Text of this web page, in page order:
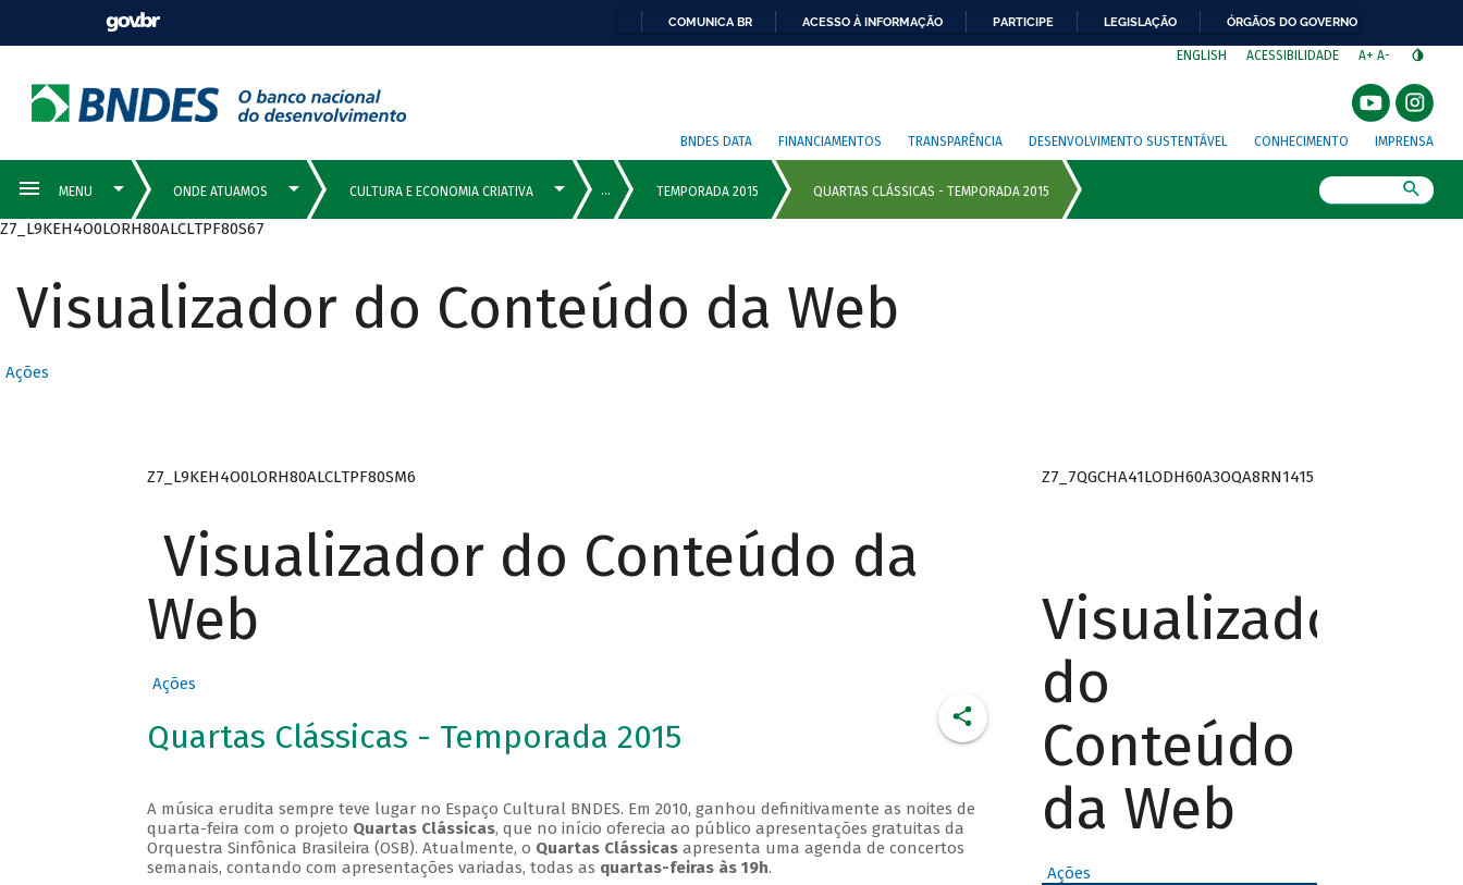
COMUNICA BR ACESSO À INFORMAÇÃO PARTICIPE LEGISLAÇÃO ÓRGÃOS DO GOVERNO
ENGLISH ACESSIBILIDADE A+ A-
BNDES DATA FINANCIAMENTOS TRANSPARÊNCIA DESENVOLVIMENTO SUSTENTÁVEL CONHECIMENTO IMPRENSA
Z7_L9KEH4O0LORH80ALCLTPF80S67
Visualizador do Conteúdo da Web
Ações
Z7_L9KEH4O0LORH80ALCLTPF80SM6
Visualizador do Conteúdo da
Web
Ações
Quartas Clássicas - Temporada 2015
A música erudita sempre teve lugar no Espaço Cultural BNDES. Em 2010, ganhou definitivamente as noites de
quarta-feira com o projeto Quartas Clássicas, que no início oferecia ao público apresentações gratuitas da
Orquestra Sinfônica Brasileira (OSB). Atualmente, o Quartas Clássicasapresenta uma agenda de concertos
semanais, contando com apresentações variadas, todas as quartas-feiras às 19h.
Z7_7QGCHA41LODH60A3OQA8RN1415
Visualizador
do
Conteúdo
da Web
Ações